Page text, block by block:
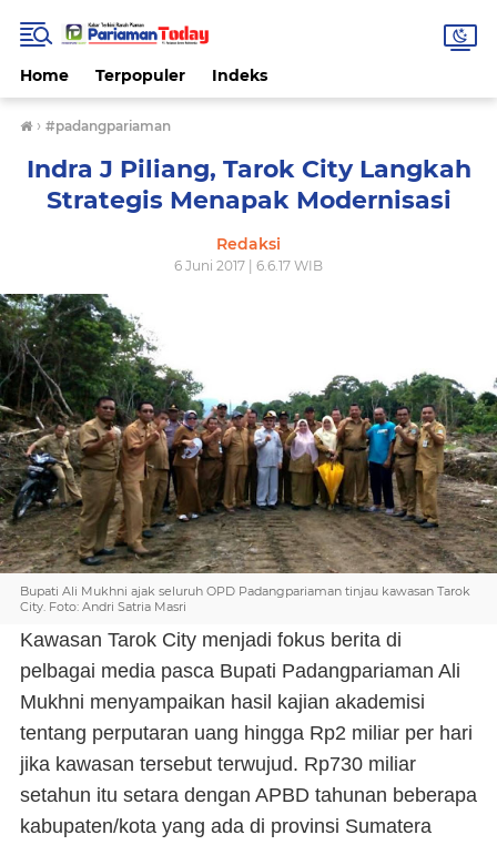
Home Terpopuler Indeks
› #padangpariaman
Indra J Piliang, Tarok City Langkah
Strategis Menapak Modernisasi
Redaksi
6 Juni 2017 | 6.6.17 WIB
Bupati Ali Mukhni ajak seluruh OPD Padangpariaman tinjau kawasan Tarok
City. Foto: Andri Satria Masri
Kawasan Tarok City menjadi fokus berita di
pelbagai media pasca Bupati Padangpariaman Ali
Mukhni menyampaikan hasil kajian akademisi
tentang perputaran uang hingga Rp2 miliar per hari
jika kawasan tersebut terwujud. Rp730 miliar
setahun itu setara dengan APBD tahunan beberapa
kabupaten/kota yang ada di provinsi Sumatera